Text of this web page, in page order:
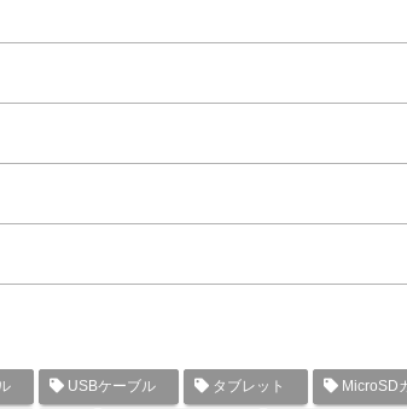
USBケーブル タブレット MicroSD